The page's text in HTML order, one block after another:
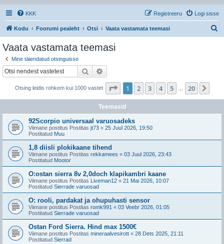
KKK Logi sisse
Registreeru
Kodu Foorumi pealeht Otsi Vaata vastamata teemasi
Vaata vastamata teemasi
Mine täiendatud otsinguisse
Otsi
Otsing leidis rohkem kui 1000 vastet 1 . leht20 -st
1 2 3 4 5 20
Teemasid
92Scorpio universaal varuosadeks
Viimane postitus Postitas jt73 « 25 Juul 2026, 19:50
Postitatud Muu
1,8 diisli plokikaane tihend
Viimane postitus Postitas rekkamees « 03 Juul 2026, 23:43
Postitatud Mootor
O:ostan sierra 8v 2,0doch klapikambri kaane
Viimane postitus Postitas Liveman12 « 21 Mai 2026, 10:07
Postitatud Sierrade varuosad
O: rooli, pardakat ja ohupuhasti sensor
Viimane postitus Postitas romk991 « 03 Veebr 2026, 01:05
Postitatud Sierrade varuosad
Ostan Ford Sierra. Hind max 1500€
Viimane postitus Postitas mineraalvesirott « 28 Dets 2025, 21:11
Postitatud Sierrad